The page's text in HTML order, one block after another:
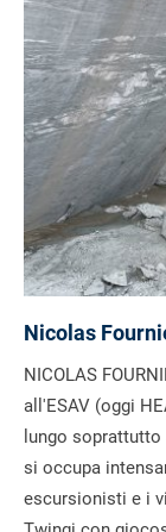
Nicolas
NICOLAS
all'ESAV (oggi
lungo
si occupa
escursionisti e i